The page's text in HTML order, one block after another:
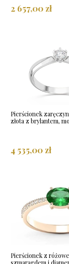
2 657,00 zł
Pierścionek
złota z brylantem,
4 535,00 zł
Pierścionek z
szmaragdem i